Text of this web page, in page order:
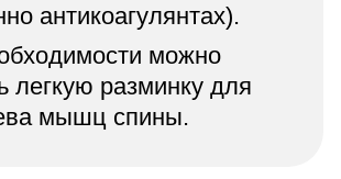
антикоагулянтах).
можно
легкую разминку для
мышц спины.